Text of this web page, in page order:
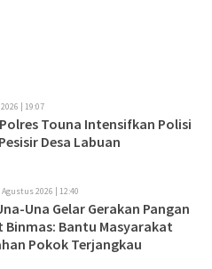
| 19:07
Touna Intensifkan Polisi
Desa Labuan
Agustus 2026 | 12:40
Una Gelar Gerakan Pangan
Binmas: Bantu Masyarakat
Pokok Terjangkau